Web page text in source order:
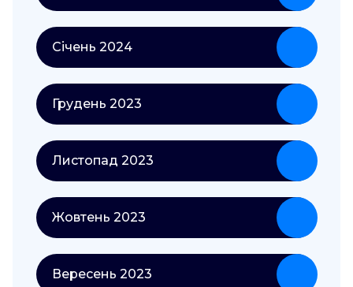
Січень 2024
Грудень 2023
Листопад 2023
Жовтень 2023
Вересень 2023